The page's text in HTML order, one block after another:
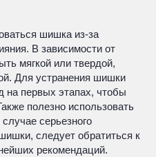
шишка из-за
В зависимости от
мягкой или твердой,
Для устранения шишки
на первых этапах, чтобы
полезно использовать
серьезного
следует обратиться к
рекомендаций.